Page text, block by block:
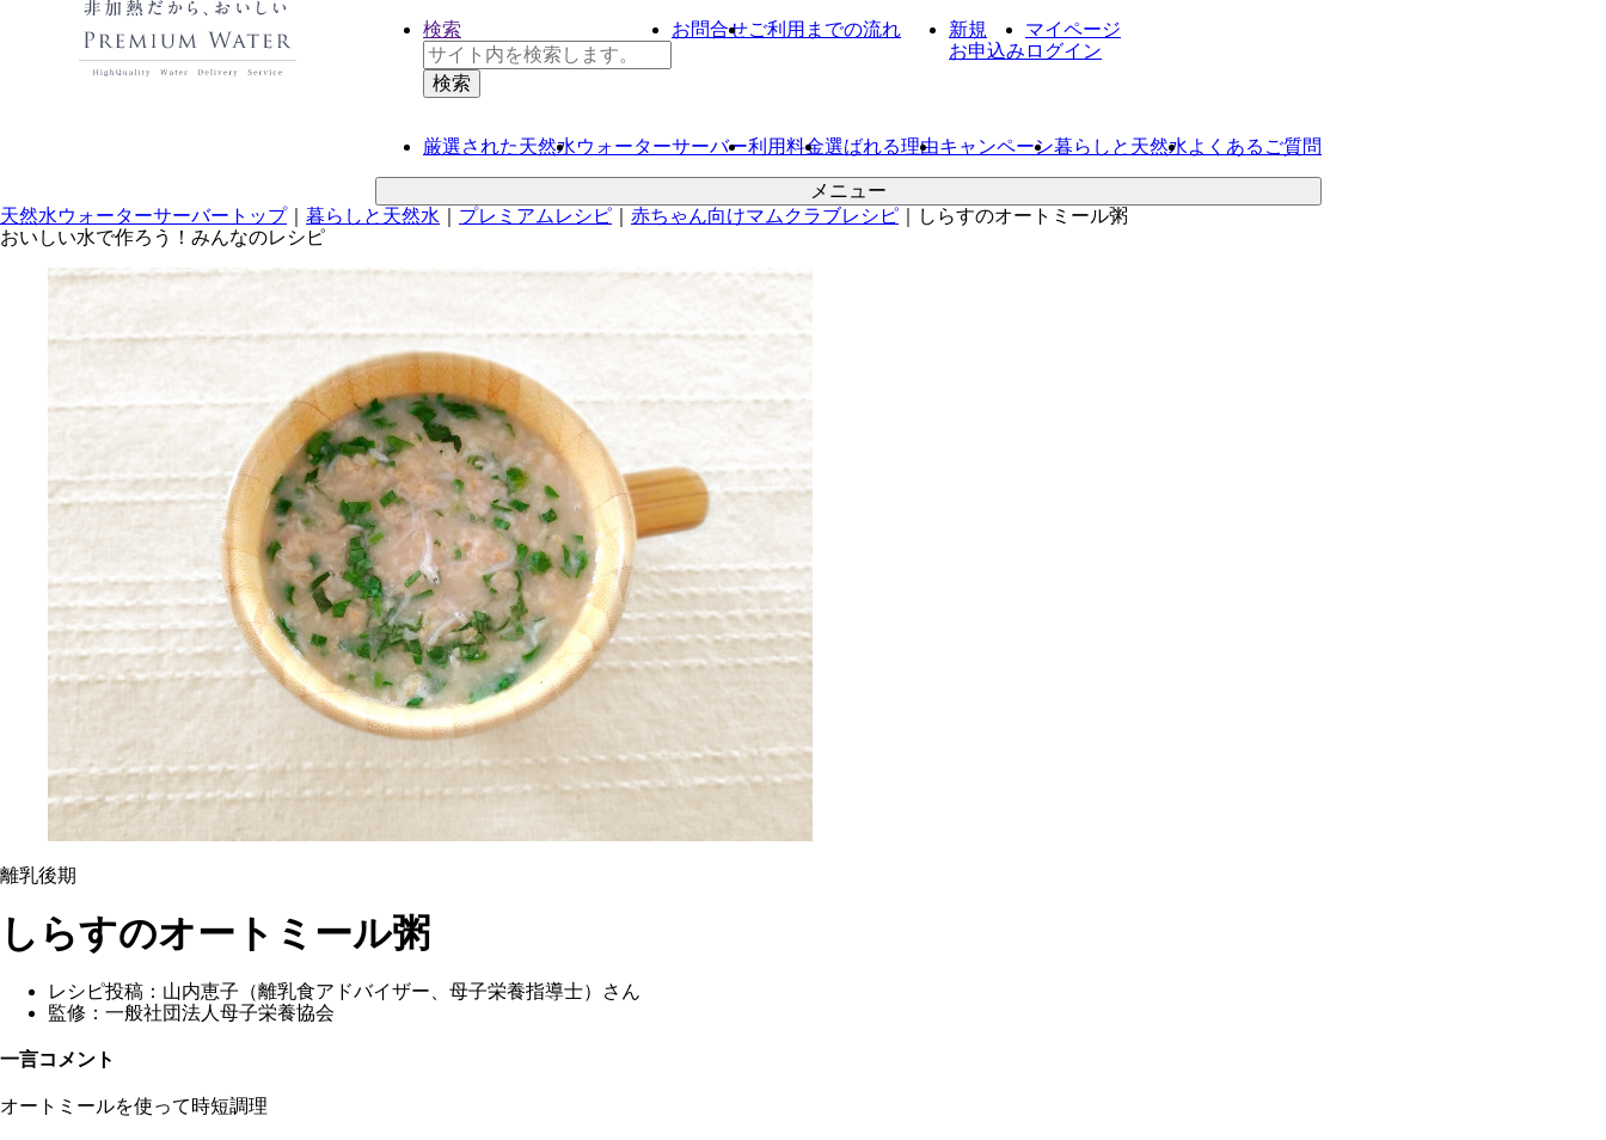
メニュー
厳選された天然水ウォーターサーバー利用料金選ばれる理由キャンペーン暮らしと天然水よくあるご質問
検索 お問合せご利用までの流れ
新規
お申込み
マイページ
ログイン
天然水ウォーターサーバートップ｜ 暮らしと天然水 プレミアムレシピ 赤ちゃん向けマムクラブレシピ
しらすのオートミール粥
おいしい水で作ろう！ みんなのレシピ
離乳後期
しらすのオートミール粥
レシピ投稿： 山内恵子（離乳食アドバイザー、母子栄養指導士）さん
監修： 一般社団法人母子栄養協会
一言コメント
オートミールを使って時短調理